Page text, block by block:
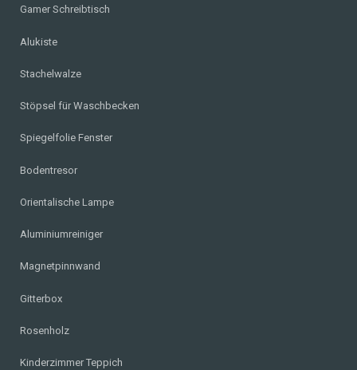
Gamer Schreibtisch
Alukiste
Stachelwalze
Stöpsel für Waschbecken
Spiegelfolie Fenster
Bodentresor
Orientalische Lampe
Aluminiumreiniger
Magnetpinnwand
Gitterbox
Rosenholz
Kinderzimmer Teppich